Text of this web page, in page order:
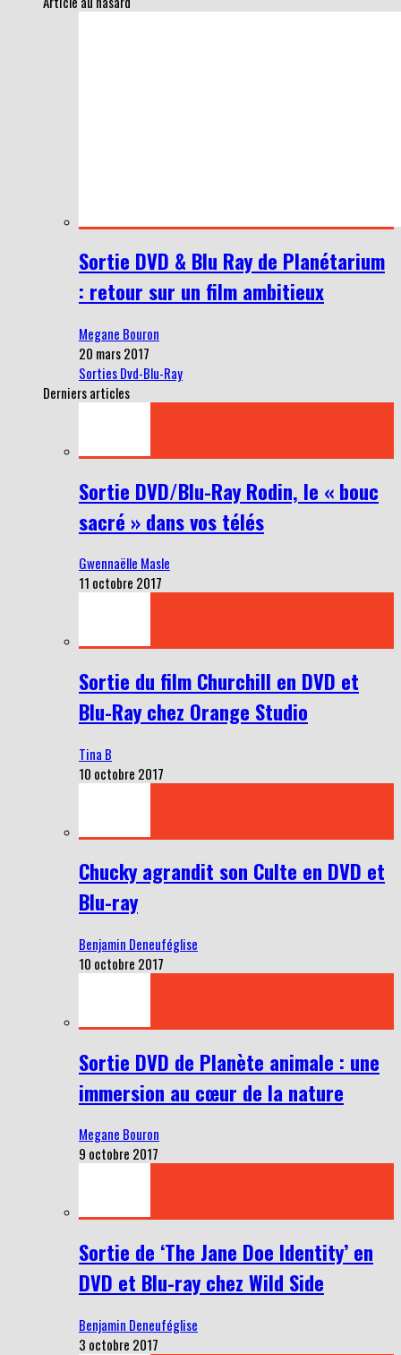
Sortie DVD & Blu Ray de Planétarium
: retour sur un film ambitieux
Megane Bouron
20 mars 2017
Sorties Dvd-Blu-Ray
Derniers articles
Sortie DVD/Blu-Ray Rodin, le « bouc
sacré » dans vos télés
Gwennaëlle Masle
11 octobre 2017
Sortie du film Churchill en DVD et
Blu-Ray chez Orange Studio
Tina B
10 octobre 2017
Chucky agrandit son Culte en DVD et
Blu-ray
Benjamin Deneuféglise
10 octobre 2017
Sortie DVD de Planète animale : une
immersion au cœur de la nature
Megane Bouron
9 octobre 2017
Sortie de ‘The Jane Doe Identity’ en
DVD et Blu-ray chez Wild Side
Benjamin Deneuféglise
3 octobre 2017